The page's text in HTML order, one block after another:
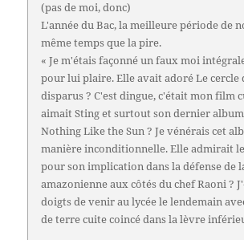
(pas de moi, donc)
L'année du Bac, la meilleure période de
même temps que la pire.
« Je m'étais façonné un faux moi
pour lui plaire. Elle avait adoré Le cercle
disparus ? C'est dingue, c'était mon film
aimait Sting et surtout son dernier album
Nothing Like the Sun ? Je vénérais cet
manière inconditionnelle. Elle admirait
pour son implication dans la défense de
amazonienne aux côtés du chef Raoni ?
doigts de venir au lycée le lendemain
de terre cuite coincé dans la lèvre